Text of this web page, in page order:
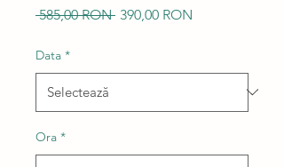
585,00 RON Preț
390,00 RON
Data *
Ora *